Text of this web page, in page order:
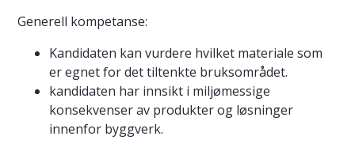
Generell kompetanse:
Kandidaten kan vurdere hvilket materiale som
er egnet for det tiltenkte bruksområdet.
kandidaten har innsikt i miljømessige
konsekvenser av produkter og løsninger
innenfor byggverk.